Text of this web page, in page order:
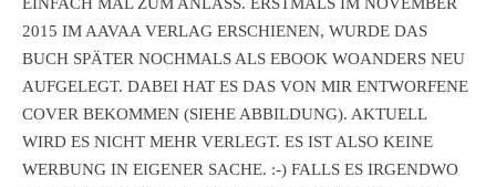
EINFACH MAL ZUM ANLASS. ERSTMALS IM NOVEMBER
2015 IM AAVAA VERLAG ERSCHIENEN, WURDE DAS
BUCH SPÄTER NOCHMALS ALS EBOOK WOANDERS NEU
AUFGELEGT. DABEI HAT ES DAS VON MIR ENTWORFENE
COVER BEKOMMEN (SIEHE ABBILDUNG). AKTUELL
WIRD ES NICHT MEHR VERLEGT. ES IST ALSO KEINE
WERBUNG IN EIGENER SACHE. :-) FALLS ES IRGENDWO